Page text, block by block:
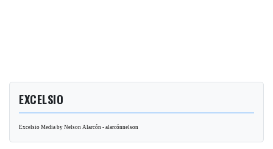
EXCELSIO
Excelsio Media by Nelson Alarcón - alarcónnelson